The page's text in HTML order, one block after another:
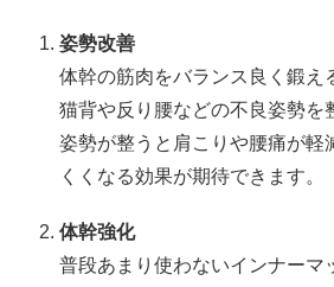
姿勢改善
体幹の筋肉をバランス良く鍛え
猫背や反り腰などの不良姿勢を
姿勢が整うと肩こりや腰痛が軽
くくなる効果が期待できます。
体幹強化
普段あまり使わないインナーマ